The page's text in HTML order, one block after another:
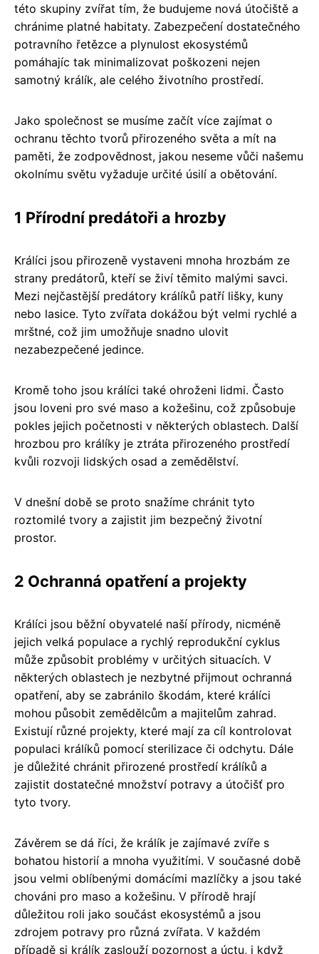
této skupiny zvířat tím, že budujeme nová útočiště a
chránime platné habitaty. Zabezpečení dostatečného
potravního řetězce a plynulost ekosystémů
pomáhajíc tak minimalizovat poškozeni nejen
samotný králík, ale celého životního prostředí.
Jako společnost se musíme začít více zajímat o
ochranu těchto tvorů přirozeného světa a mít na
paměti, že zodpovědnost, jakou neseme vůči našemu
okolnímu světu vyžaduje určité úsilí a obětování.
1 Přírodní predátoři a hrozby
Králíci jsou přirozeně vystaveni mnoha hrozbám ze
strany predátorů, kteří se živí těmito malými savci.
Mezi nejčastější predátory králíků patří lišky, kuny
nebo lasice. Tyto zvířata dokážou být velmi rychlé a
mrštné, což jim umožňuje snadno ulovit
nezabezpečené jedince.
Kromě toho jsou králíci také ohroženi lidmi. Často
jsou loveni pro své maso a kožešinu, což způsobuje
pokles jejich početnosti v některých oblastech. Další
hrozbou pro králíky je ztráta přirozeného prostředí
kvůli rozvoji lidských osad a zemědělství.
V dnešní době se proto snažíme chránit tyto
roztomilé tvory a zajistit jim bezpečný životní
prostor.
2 Ochranná opatření a projekty
Králíci jsou běžní obyvatelé naší přírody, nicméně
jejich velká populace a rychlý reprodukční cyklus
může způsobit problémy v určitých situacích. V
některých oblastech je nezbytné přijmout ochranná
opatření, aby se zabránilo škodám, které králíci
mohou působit zemědělcům a majitelům zahrad.
Existují různé projekty, které mají za cíl kontrolovat
populaci králíků pomocí sterilizace či odchytu. Dále
je důležité chránit přirozené prostředí králíků a
zajistit dostatečné množství potravy a útočišť pro
tyto tvory.
Závěrem se dá říci, že králík je zajímavé zvíře s
bohatou historií a mnoha využitími. V současné době
jsou velmi oblíbenými domácími mazlíčky a jsou také
chováni pro maso a kožešinu. V přírodě hrají
důležitou roli jako součást ekosystémů a jsou
zdrojem potravy pro různá zvířata. V každém
případě si králík zaslouží pozornost a úctu, i když